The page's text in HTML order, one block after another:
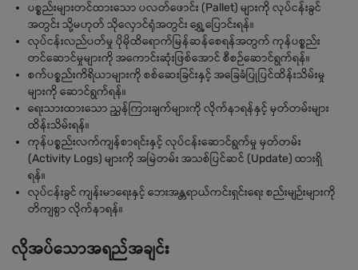
ပစ္စည်းများတင်ထားသော ပလတ်ဖောင်း (Pallet) များကို လုပ်ငန်းခွင်
အတွင်း သို့မဟုတ် သိုလှောင်ရုံအတွင်း ရွှေ့ပြောင်းရန်။
လုပ်ငန်းလည်ပတ်မှု ပိုမိုထိရောက်မြန်ဆန်စေရန်အတွက် ကုန်ပစ္စည်း
တင်ဆောင်မှုများကို အကောင်းဆုံးဖြစ်အောင် စီစဉ်ဆောင်ရွက်ရန်။
စက်ပစ္စည်းကိရိယာများကို စစ်ဆေးခြင်းနှင့် အခြေခံပြုပြင်ထိန်းသိမ်းမှု
များကို ဆောင်ရွက်ရန်။
ရေးသားထားသော ညွှန်ကြားချက်များကို လိုက်နာရန်နှင့် မှတ်တမ်းများ
ထိန်းသိမ်းရန်။
ကုန်ပစ္စည်းလက်ကျန်စာရင်းနှင့် လုပ်ငန်းဆောင်ရွက်မှု မှတ်တမ်း
(Activity Logs) များကို အမြဲတမ်း အသစ်ပြင်ဆင် (Update) ထားရှိ
ရန်။
လုပ်ငန်းခွင် ကျန်းမာရေးနှင့် ဘေးအန္တရာယ်ကင်းရှင်းရေး စည်းမျဉ်းများကို
တိကျစွာ လိုက်နာရန်။
လိုအပ်သောအရည်အချင်း